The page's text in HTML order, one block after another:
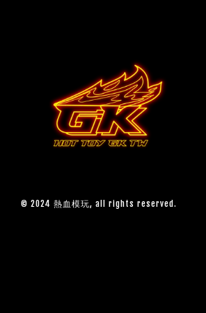
© 2024 熱血模玩, all rights reserved.